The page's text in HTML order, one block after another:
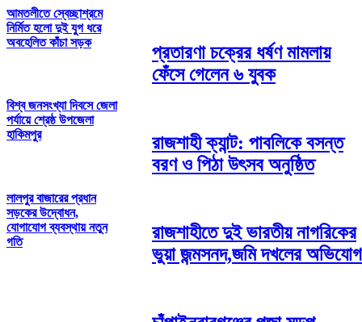
আমতলীতে স্বেচ্ছাশ্রমে
নির্মিত হলো দুই যুগ ধরে
অবহেলিত কাঁচা সড়ক
বিশ্ব জনসংখ্যা দিবসে জেলা
পর্যায়ে শ্রেষ্ঠ উপজেলা
হাকিমপুর
লালপুর বাজারের প্রধান
সড়কের উদ্বোধন,
যোগাযোগ ব্যবস্থায় নতুন
গতি
প্রতারণা চক্রের ধর্ষণ মামলায়
ফেঁসে গেলেন ৬ যুবক
রাজশাহী ক্যান্ট: পাবলিকে বসন্ত
বরণ ও পিঠা উৎসব অনুষ্ঠিত
রাজশাহীতে দুই ভারতীয় নাগরিকের
ভুয়া জন্মসনদ,জমি দখলের অভিযোগ